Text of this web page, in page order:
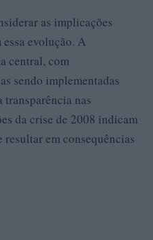
as implicações
evolução. A
central, com
sendo implementadas
transparência nas
da crise de 2008 indicam
em consequências